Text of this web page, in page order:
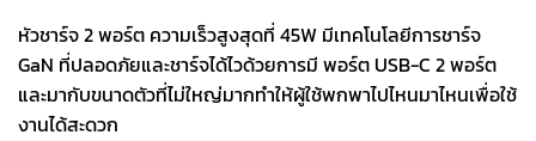
หัวชาร์จ 2 พอร์ต ความเร็วสูงสุดที่ 45W มีเทคโนโลยีการชาร์จ
GaN ที่ปลอดภัยและชาร์จได้ไวด้วยการมี พอร์ต USB-C 2 พอร์ต
และมากับขนาดตัวที่ไม่ใหญ่มากทำให้ผู้ใช้พกพาไปไหนมาไหนเพื่อใช้
งานได้สะดวก